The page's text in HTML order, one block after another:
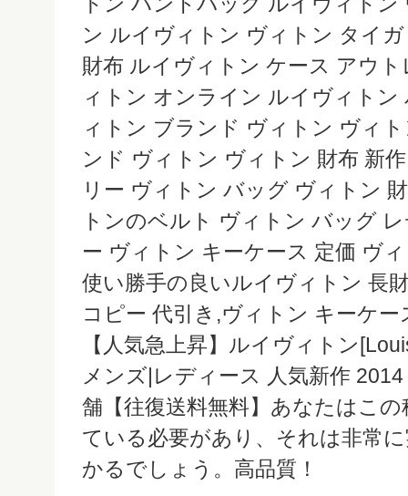
ン ルイヴィトン ヴィトン タイ
財布 ルイヴィトン ケース アウ
ィトン オンライン ルイヴィト
ィトン ブランド ヴィトン ヴィ
ンド ヴィトン ヴィトン 財布 新
リー ヴィトン バッグ ヴィトン
トンのベルト ヴィトン バッグ
ー ヴィトン キーケース 定価 ヴ
使い勝手の良いルイヴィトン 長
コピー 代引き,ヴィトン キーケ
【人気急上昇】ルイヴィトン
メンズ|レディース 人気新作
舗【往復送料無料】あなたはこ
ている必要があり、それは非常
かるでしょう。高品質！